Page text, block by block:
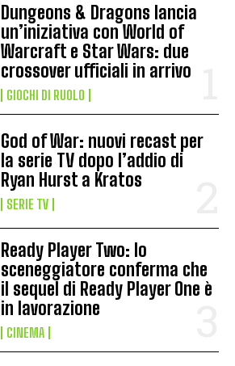
Dungeons & Dragons lancia
un’iniziativa con World of
Warcraft e Star Wars: due
crossover ufficiali in arrivo
GIOCHI DI RUOLO
God of War: nuovi recast per
la serie TV dopo l’addio di
Ryan Hurst a Kratos
SERIE TV
Ready Player Two: lo
sceneggiatore conferma che
il sequel di Ready Player One è
in lavorazione
CINEMA